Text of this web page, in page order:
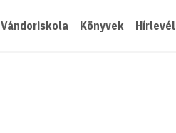
Vándoriskola Könyvek Hírlevél